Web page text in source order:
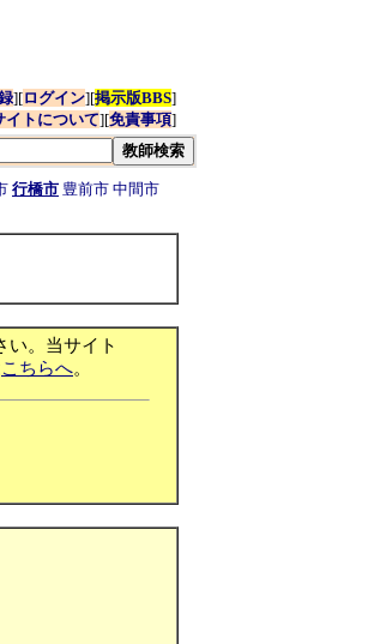
][ログイン][掲示版BBS]
イトについて][免責事項]
行橋市 豊前市 中間市
い。当サイト
こちらへ。